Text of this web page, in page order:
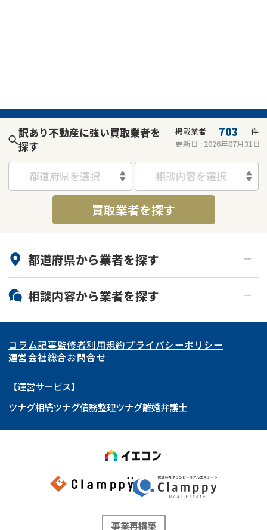
訳あり不動産に強い買取業者を
探す
掲載業者 703
件
更新日 : 2026年07月31日
都道府県を選択 相談内容を選択
買取業者を探す
都道府県から業者を探す
北海道・東北
北海道 青森県
岩手県 宮城県
秋田県
福島県
関東
東京都 神奈川県
埼玉県
茨城県 群馬県
東海
愛知県
岐阜県 山梨県
関西
大阪府 京都府
和歌山県
北陸・甲信越
富山県
岡山県
九州・沖縄
相談内容から業者を探す
再建築不可
底地
ゴミ屋敷
リースバック
コラム記事監修者利用規約プライバシーポリシー
運営会社総合お問合せ
【運営サービス】
ツナグ相続ツナグ債務整理ツナグ離婚弁護士
事業再構築
《現在営業中》お電話繋がります